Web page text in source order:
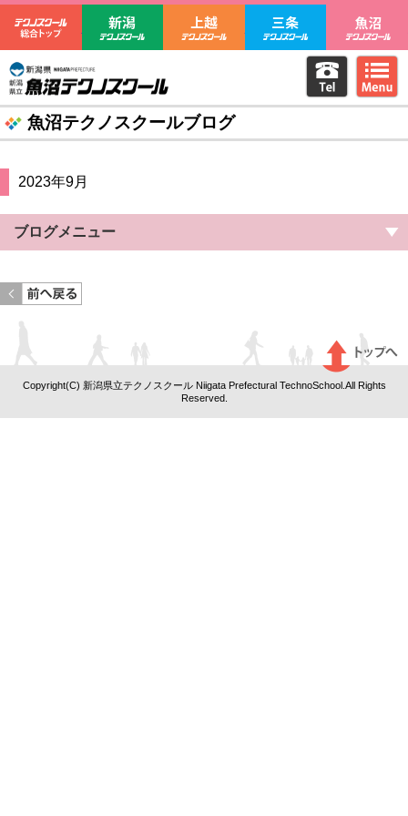
テクノスクール総合トップ
新潟テクノスクール上越テクノスクール
三条テクノ
新潟県立魚沼テクノスクール 電話を
魚沼テクノスクールブログ
2023年9月
ブログメニュー
Copyright(C) 新潟県立テクノスクール Niigata Prefectural TechnoSchool.All Rights
Reserved.